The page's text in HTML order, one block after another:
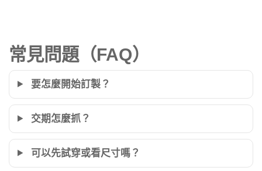
常見問題（FAQ）
要怎麼開始訂製？
交期怎麼抓？
可以先試穿或看尺寸嗎？